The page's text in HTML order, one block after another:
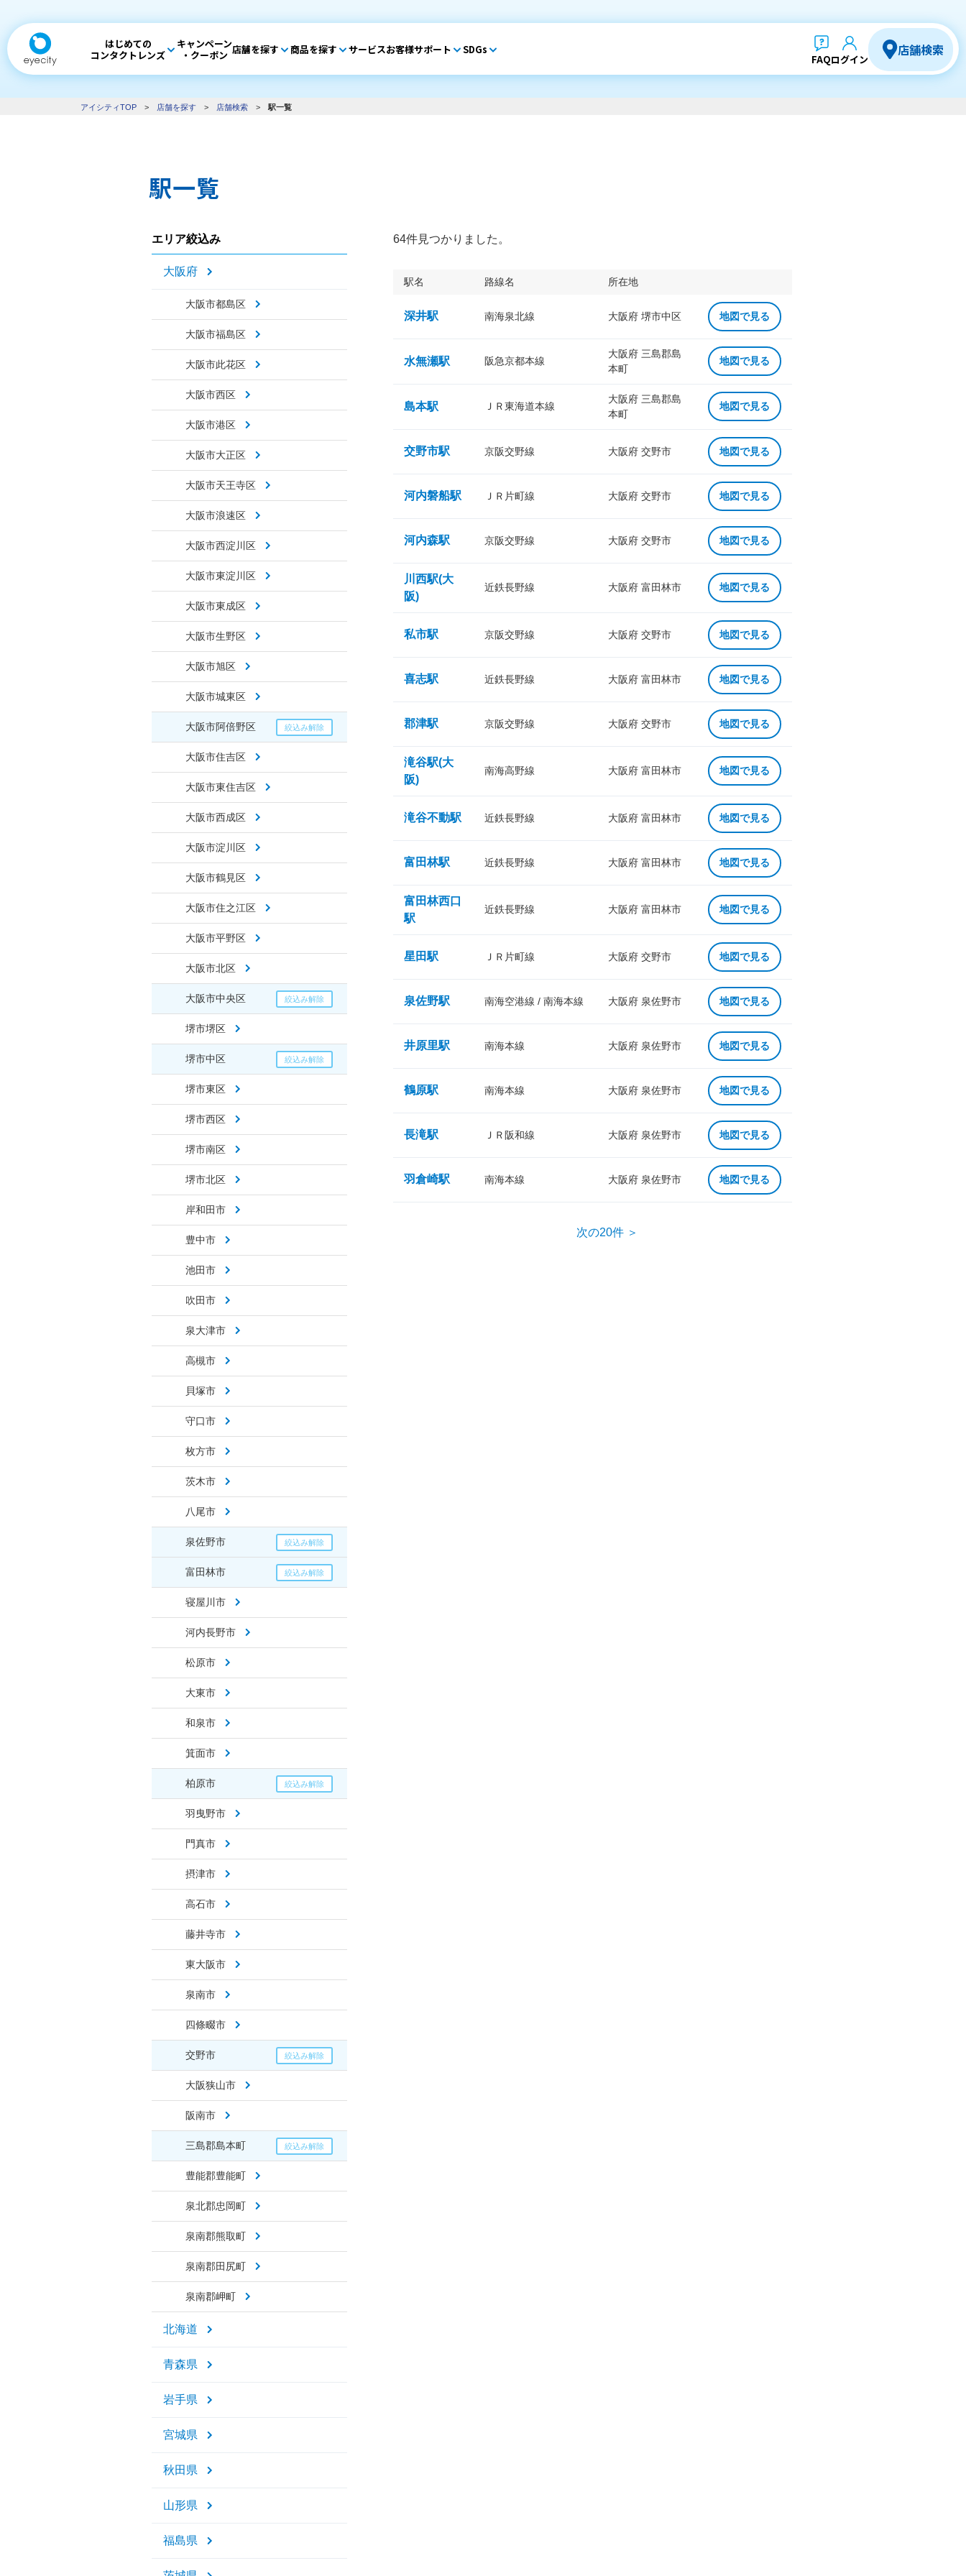
はじめての
コンタクトレンズ
キャンペーン
・クーポン 店舗を探す 商品を探す サービスお客様サポート SDGs
FAQログイン
店舗検索
アイシティTOP > 店舗を探す > 店舗検索 > 駅一覧
駅一覧
エリア絞込み
大阪府
大阪市都島区
大阪市福島区
大阪市此花区
大阪市西区
大阪市港区
大阪市大正区
大阪市天王寺区
大阪市浪速区
大阪市西淀川区
大阪市東淀川区
大阪市東成区
大阪市生野区
大阪市旭区
大阪市城東区
大阪市阿倍野区
大阪市住吉区
大阪市東住吉区
大阪市西成区
大阪市淀川区
大阪市鶴見区
大阪市住之江区
大阪市平野区
大阪市北区
大阪市中央区
堺市堺区
堺市中区
堺市東区
堺市西区
堺市南区
堺市北区
岸和田市
豊中市
池田市
吹田市
泉大津市
高槻市
貝塚市
守口市
枚方市
茨木市
八尾市
泉佐野市
富田林市
寝屋川市
河内長野市
松原市
大東市
和泉市
箕面市
柏原市
羽曳野市
門真市
摂津市
高石市
藤井寺市
東大阪市
泉南市
四條畷市
交野市
大阪狭山市
阪南市
三島郡島本町
豊能郡豊能町
泉北郡忠岡町
泉南郡熊取町
泉南郡田尻町
泉南郡岬町
北海道
青森県
岩手県
宮城県
秋田県
山形県
福島県
64件見つかりました。
駅名 路線名 所在地
深井駅 南海泉北線 大阪府 堺市中区 地図で見る
水無瀬駅 阪急京都本線
大阪府 三島郡島
本町
地図で見る
島本駅 ＪＲ東海道本線
大阪府 三島郡島
本町
地図で見る
交野市駅 京阪交野線 大阪府 交野市 地図で見る
河内磐船駅 ＪＲ片町線 大阪府 交野市 地図で見る
河内森駅 京阪交野線 大阪府 交野市 地図で見る
川西駅(大
阪)
近鉄長野線 大阪府 富田林市 地図で見る
私市駅 京阪交野線 大阪府 交野市 地図で見る
喜志駅 近鉄長野線 大阪府 富田林市 地図で見る
郡津駅 京阪交野線 大阪府 交野市 地図で見る
滝谷駅(大
阪)
南海高野線 大阪府 富田林市 地図で見る
滝谷不動駅 近鉄長野線 大阪府 富田林市 地図で見る
富田林駅 近鉄長野線 大阪府 富田林市 地図で見る
富田林西口
駅
近鉄長野線 大阪府 富田林市 地図で見る
星田駅 ＪＲ片町線 大阪府 交野市 地図で見る
泉佐野駅 南海空港線 / 南海本線 大阪府 泉佐野市 地図で見る
井原里駅 南海本線 大阪府 泉佐野市 地図で見る
鶴原駅 南海本線 大阪府 泉佐野市 地図で見る
長滝駅 ＪＲ阪和線 大阪府 泉佐野市 地図で見る
羽倉崎駅 南海本線 大阪府 泉佐野市 地図で見る
次の20件 ＞